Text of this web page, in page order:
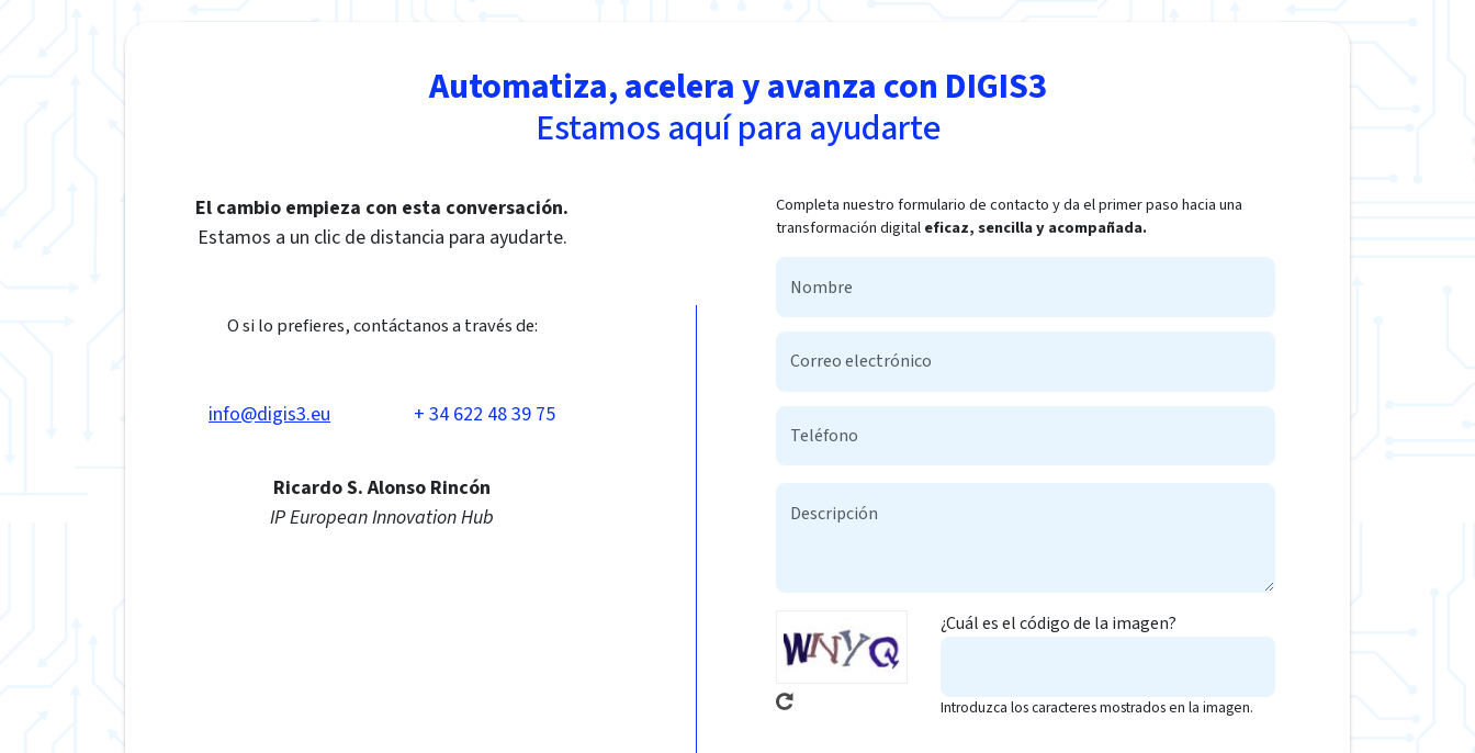
Automatiza, acelera y avanza con DIGIS3
Estamos aquí para ayudarte
El cambio empieza con esta conversación.
Estamos a un clic de distancia para ayudarte.
O si lo prefieres, contáctanos a través de:
info@digis3.eu + 34 622 48 39 75
Ricardo S. Alonso Rincón
IP European Innovation Hub
Completa nuestro formulario de contacto y da el primer paso hacia una
transformación digitaleficaz, sencilla y acompañada.
¿Cuál es el código de la imagen?
Introduzca los caracteres mostrados en la imagen.